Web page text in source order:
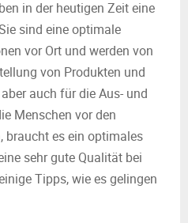
in der heutigen Zeit eine
sind eine optimale
vor Ort und werden von
von Produkten und
auch für die Aus- und
Menschen vor den
braucht es ein optimales
sehr gute Qualität bei
Tipps, wie es gelingen